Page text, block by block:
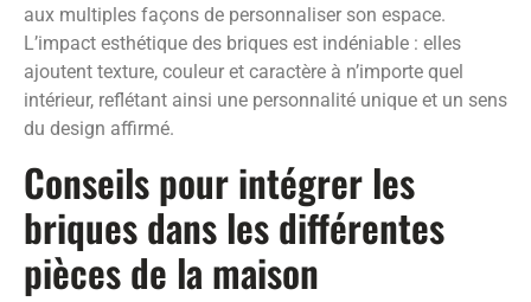
aux multiples façons de personnaliser son espace.
L’impact esthétique des briques est indéniable : elles
ajoutent texture, couleur et caractère à n’importe quel
intérieur, reflétant ainsi une personnalité unique et un sens
du design affirmé.
Conseils pour intégrer les
briques dans les différentes
pièces de la maison